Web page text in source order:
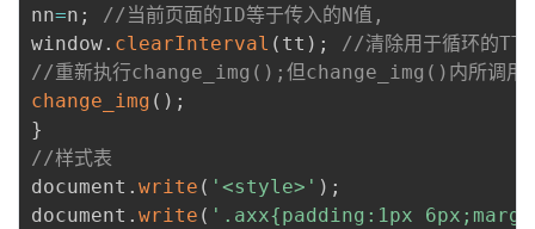
nn=n ;
//当前页面的ID等于传入的N值,
window. clearInterval ( tt ) ;
//清除用于循环的TT
//重新执行change_img();但change_img()内所调用
change_img ( ) ;
}
//样式表
document . write ( '<style>' ) ;
document . write ( '.axx{padding:1px